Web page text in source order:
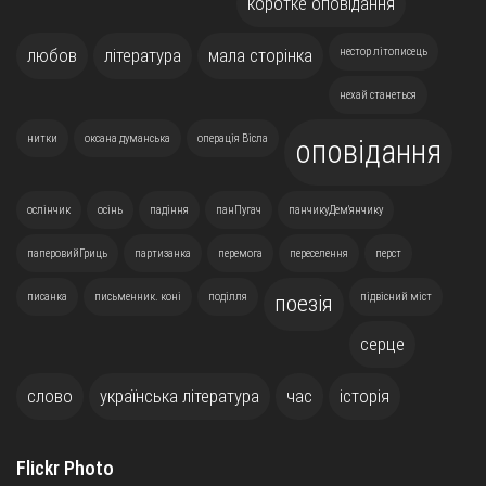
любов література мала сторінка нестор літописець
нехай станеться
нитки оксана думанська операція Вісла оповідання
ослінчик осінь падіння панПугач панчикуДем'янчику
паперовийГриць партизанка перемога переселення перст
писанка письменник. коні поділля поезія підвісний міст
серце
слово українська література час історія
Flickr Photo